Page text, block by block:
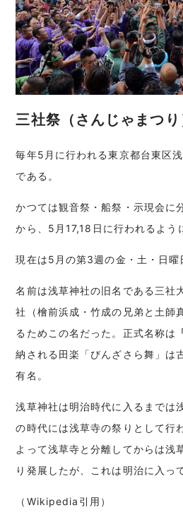
三社祭（さんじゃまつり
毎年5月に行われる東京都台東区
である。
かつては観音祭・船祭・示現会に
から、5月17,18日に行われるよう
現在は5月の第3週の金・土・日曜
名前は浅草神社の旧名である三社
社（檜前浜成・竹成の兄弟と土師
るためこの名だった。正式名称は
納される田楽「びんざさら舞」は
有名。
浅草神社は明治時代に入るまでは
の時代には浅草寺の祭りとして行
よって浅草寺と分離してからは浅
り発展したが、これは明治に入っ
（Wikipedia引用）